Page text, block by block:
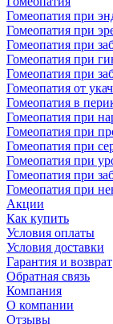
Гомеопатия при
Гомеопатия при
Гомеопатия при
Гомеопатия при
Гомеопатия при
Гомеопатия от
Гомеопатия в
Гомеопатия при
Гомеопатия при
Гомеопатия при
Гомеопатия при
Гомеопатия при
Гомеопатия при
Акции
Как купить
Условия оплаты
Условия доставки
Гарантия и возврат
Обратная связь
Компания
О компании
Отзывы